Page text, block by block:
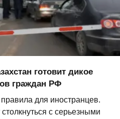
готовит дикое
граждан РФ
для иностранцев.
с серьезными